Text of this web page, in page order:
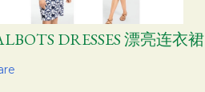
DRESSES 漂亮连衣裙